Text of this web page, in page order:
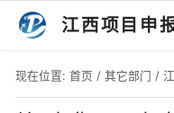
江西项目申
现在位置: 首页 / 其它部门 /